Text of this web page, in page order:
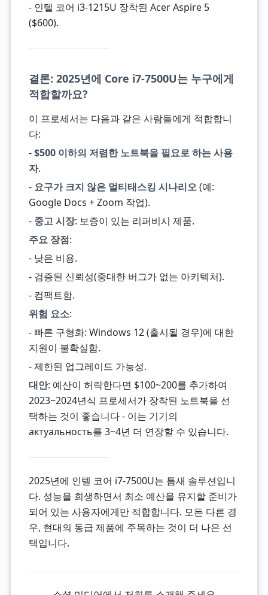
- 인텔 코어 i3-1215U 장착된 Acer Aspire 5
($600).
결론: 2025년에 Core i7-7500U는 누구에게
적합할까요?
이 프로세서는 다음과 같은 사람들에게 적합합니
다:
-$500 이하의 저렴한 노트북을 필요로 하는 사용
자.
- 요구가 크지 않은 멀티태스킹 시나리오(예:
Google Docs + Zoom 작업).
- 중고 시장: 보증이 있는 리퍼비시 제품.
주요 장점:
- 낮은 비용.
- 검증된 신뢰성(중대한 버그가 없는 아키텍처).
- 컴팩트함.
위험 요소:
- 빠른 구형화: Windows 12 (출시될 경우)에 대한
지원이 불확실함.
- 제한된 업그레이드 가능성.
대안: 예산이 허락한다면 $100~200를 추가하여
2023~2024년식 프로세서가 장착된 노트북을 선
택하는 것이 좋습니다 - 이는 기기의
актуальность를 3~4년 더 연장할 수 있습니다.
2025년에 인텔 코어 i7-7500U는 틈새 솔루션입니
다. 성능을 희생하면서 최소 예산을 유지할 준비가
되어 있는 사용자에게만 적합합니다. 모든 다른 경
우, 현대의 동급 제품에 주목하는 것이 더 나은 선
택입니다.